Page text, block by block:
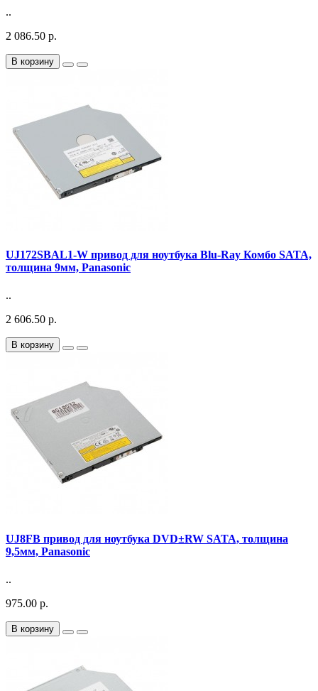
..
2 086.50 р.
В корзину
UJ172SBAL1-W привод для ноутбука Blu-Ray Комбо SATA,
толщина 9мм, Panasonic
..
2 606.50 р.
В корзину
UJ8FB привод для ноутбука DVD±RW SATA, толщина
9,5мм, Panasonic
..
975.00 р.
В корзину